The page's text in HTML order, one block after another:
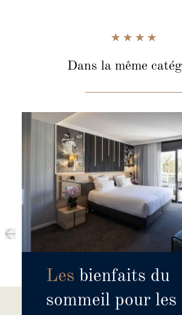
Dans la même
Les bienfaits du
sommeil pour les